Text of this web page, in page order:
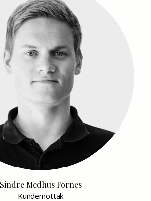
Sindre Medhus Fornes
Kundemottak